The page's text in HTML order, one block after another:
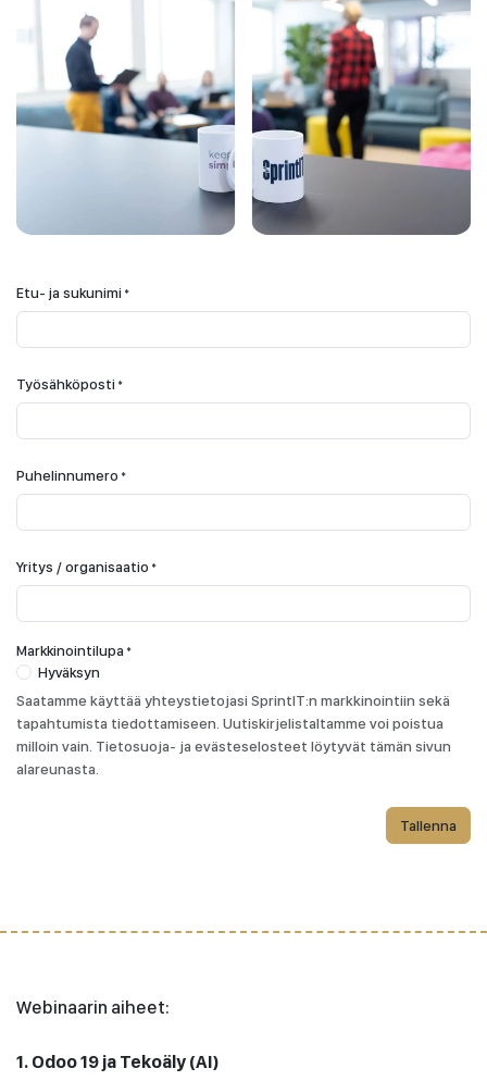
Etu- ja sukunimi *
Työsähköposti *
Puhelinnumero *
Yritys / organisaatio *
Markkinointilupa *
Hyväksyn
Saatamme käyttää yhteystietojasi SprintIT:n markkinointiin sekä
tapahtumista tiedottamiseen. Uutiskirjelistaltamme voi poistua
milloin vain. Tietosuoja- ja evästeselosteet löytyvät tämän sivun
alareunasta.
Tallenna
Webinaarin aiheet:
1. Odoo 19 ja Tekoäly (AI)